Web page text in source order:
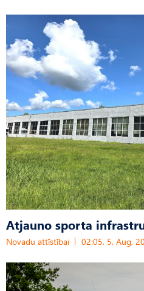
Atjauno sporta
Novadu attīstībai 02:05, 5. Aug,